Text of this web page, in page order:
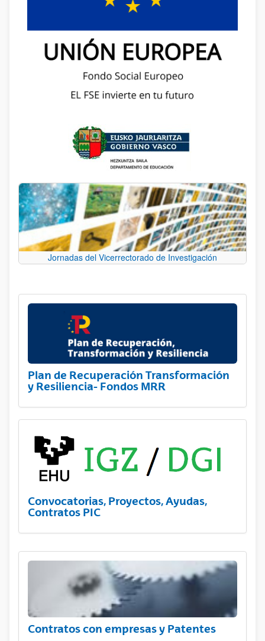
Jornadas del Vicerrectorado de Investigación
Plan de Recuperación Transformación
y Resiliencia- Fondos MRR
Convocatorias, Proyectos, Ayudas,
Contratos PIC
Contratos con empresas y Patentes